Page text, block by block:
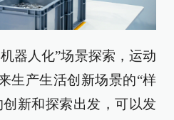
器人化”场景探索，运动
生产生活创新场景的“样
新和探索出发，可以发